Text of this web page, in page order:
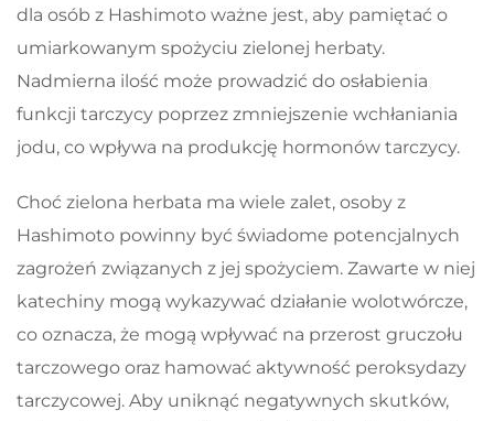
dla osób z Hashimoto ważne jest, aby pamiętać o
umiarkowanym spożyciu zielonej herbaty.
Nadmierna ilość może prowadzić do osłabienia
funkcji tarczycy poprzez zmniejszenie wchłaniania
jodu, co wpływa na produkcję hormonów tarczycy.
Choć zielona herbata ma wiele zalet, osoby z
Hashimoto powinny być świadome potencjalnych
zagrożeń związanych z jej spożyciem. Zawarte w niej
katechiny mogą wykazywać działanie wolotwórcze,
co oznacza, że mogą wpływać na przerost gruczołu
tarczowego oraz hamować aktywność peroksydazy
tarczycowej. Aby uniknąć negatywnych skutków,